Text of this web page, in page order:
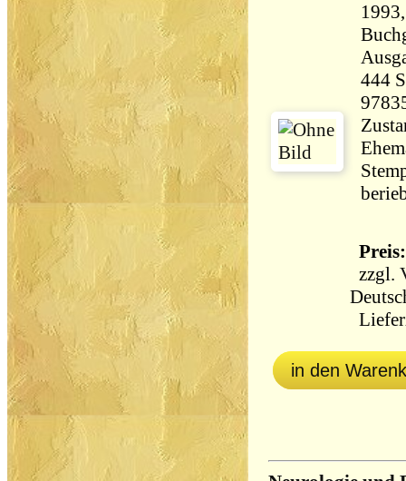
444 Seiten
zzgl.
in den